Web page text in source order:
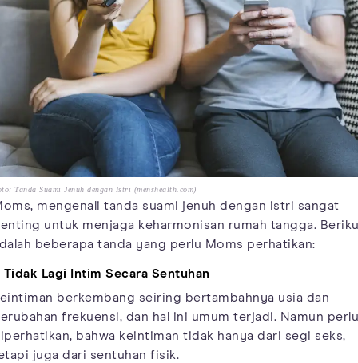
Tanda Suami Jenuh dengan Istri (menshealth.com)
mengenali tanda suami jenuh dengan istri sangat
untuk menjaga keharmonisan rumah tangga.
beberapa tanda yang perlu Moms perhatikan:
Tidak Lagi Intim Secara Sentuhan
berkembang seiring bertambahnya usia dan
frekuensi, dan hal ini umum terjadi. Namun perlu
bahwa keintiman tidak hanya dari segi seks,
juga dari sentuhan fisik.